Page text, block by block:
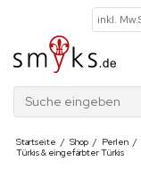
Suche eingeben
Startseite / Shop / Perlen /
Türkis & eingefärbter Türkis